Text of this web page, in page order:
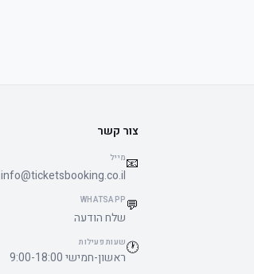
צור קשר
📧מייל
info@ticketsbooking.co.il
💬
WHATSAPP
שלח הודעה
🕐שעות פעילות
ראשון-חמישי 9:00-18:00